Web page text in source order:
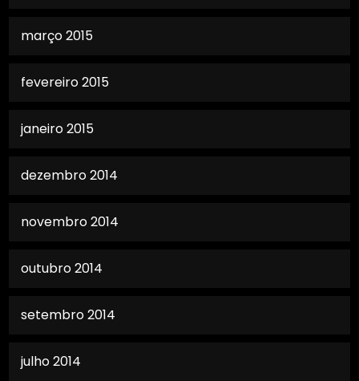
março 2015
fevereiro 2015
janeiro 2015
dezembro 2014
novembro 2014
outubro 2014
setembro 2014
julho 2014